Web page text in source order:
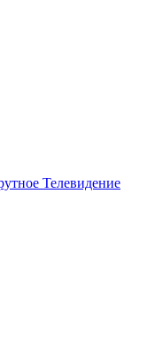
Телевидение